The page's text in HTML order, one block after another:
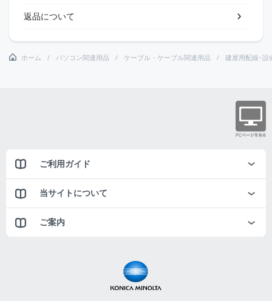
返品について
ホーム パソコン関連用品 ケーブル・ケーブル関連用品 建屋用配線･設
ご利用ガイド
当サイトについて
ご案内